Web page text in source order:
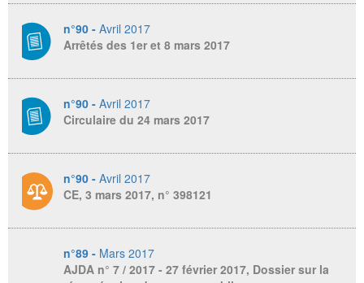
n°90 - Avril 2017
Arrêtés des 1er et 8 mars 2017
n°90 - Avril 2017
Circulaire du 24 mars 2017
n°90 - Avril 2017
CE, 3 mars 2017, n° 398121
n°89 - Mars 2017
AJDA n° 7 / 2017 - 27 février 2017, Dossier sur la